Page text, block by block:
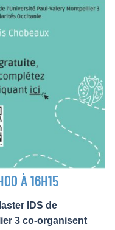
À 16H15
IDS de
3 co-organisent